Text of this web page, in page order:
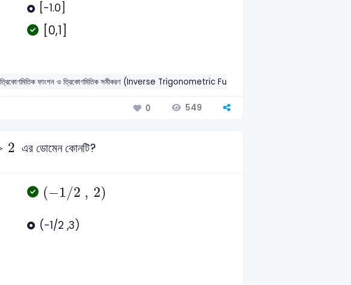
[-1.0]
[0,1]
ত্রিকোণমিতিক ফাংশন ও ত্রিকোণমিতিক সমীকরণ (Inverse Trigonometric Functions and Trigonometric
0 549
2 এর ডোমেন কোনটি?
(−1/2 , 2)
( 1/ 2, )
(-1/2 ,3)